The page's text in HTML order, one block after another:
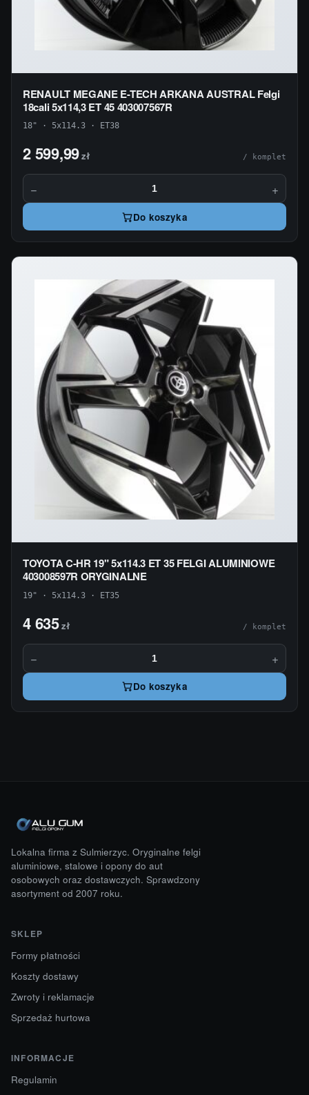
RENAULT MEGANE E-TECH ARKANA AUSTRAL Felgi
18cali 5x114,3 ET 45 403007567R
18" · 5x114.3 · ET38
2 599,99zł / komplet
− +
Do koszyka
TOYOTA C-HR 19" 5x114.3 ET 35 FELGI ALUMINIOWE
403008597R ORYGINALNE
19" · 5x114.3 · ET35
4 635zł / komplet
− +
Do koszyka
Lokalna firma z Sulmierzyc. Oryginalne felgi
aluminiowe, stalowe i opony do aut
osobowych oraz dostawczych. Sprawdzony
asortyment od 2007 roku.
SKLEP
Formy płatności
Koszty dostawy
Zwroty i reklamacje
Sprzedaż hurtowa
INFORMACJE
Regulamin